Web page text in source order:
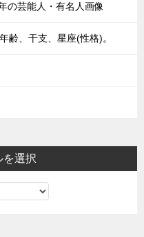
の芸能人・有名人画像
齢、干支、星座(性格)。
を選択